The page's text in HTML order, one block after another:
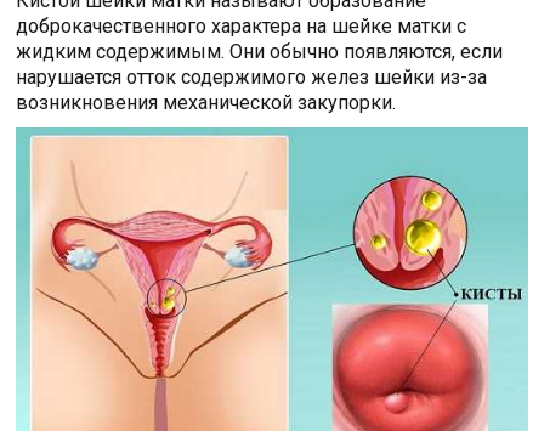
доброкачественного характера на шейке матки с
жидким содержимым. Они обычно появляются, если
нарушается отток содержимого желез шейки из-за
возникновения механической закупорки.